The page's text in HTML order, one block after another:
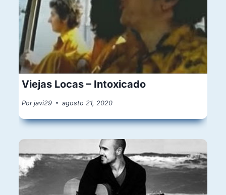
Viejas Locas – Intoxicado
Por javi29 agosto 21, 2020